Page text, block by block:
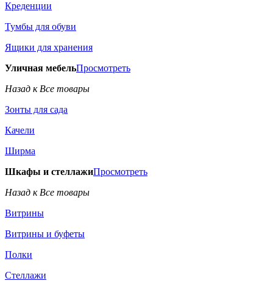
Креденции
Тумбы для обуви
Ящики для хранения
Уличная мебельПросмотреть
Назад к Все товары
Зонты для сада
Качели
Ширма
Шкафы и стеллажиПросмотреть
Назад к Все товары
Витрины
Витрины и буфеты
Полки
Стеллажи